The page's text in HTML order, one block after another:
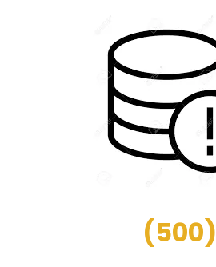
(500)